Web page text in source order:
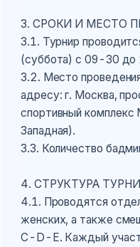
3. СРОКИ И МЕСТО
3.1. Турнир
(суббота) с 09-30
3.2. Место
адресу: г. Москва,
спортивный
Западная).
3.3. Количество
4. СТРУКТУРА
4.1. Проводятся
женских, а также
С-D-E. Каждый